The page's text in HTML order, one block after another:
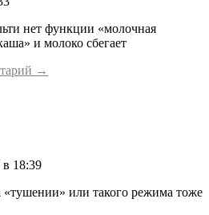
нет функции «молочная
и молоко сбегает
→
в 18:39
«тушении» или такого режима тоже